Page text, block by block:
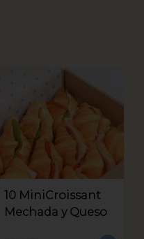
10 MiniCroissant
Mechada y Queso